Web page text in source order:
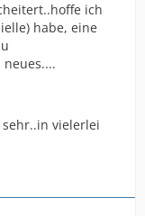
ich
habe, eine
vielerlei